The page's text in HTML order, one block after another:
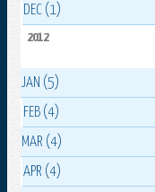
DEC (1)
2012
JAN (5)
FEB (4)
MAR (4)
APR (4)